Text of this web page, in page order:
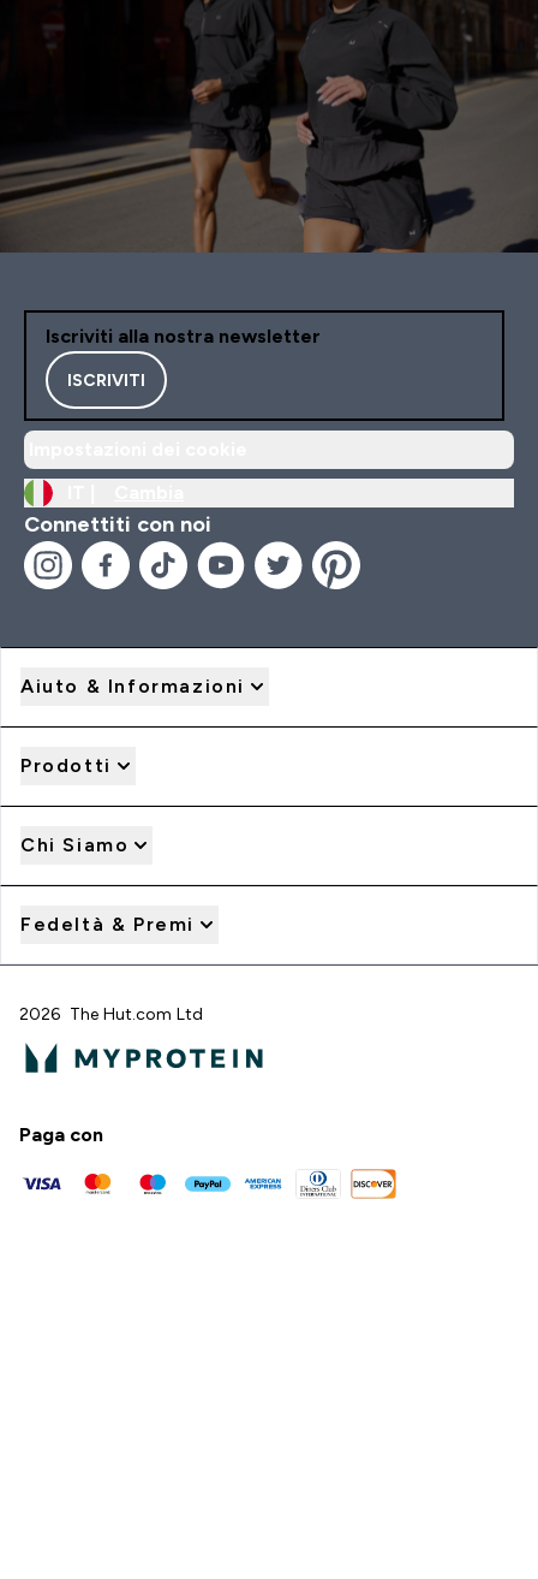
Iscriviti alla nostra newsletter
ISCRIVITI
Connettiti con noi
Aiuto & Informazioni
Prodotti
Chi Siamo
Fedeltà & Premi
2026 The Hut.com Ltd
Paga con